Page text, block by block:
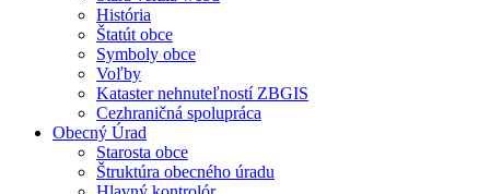
História
Štatút obce
Symboly obce
Voľby
Kataster nehnuteľností ZBGIS
Cezhraničná spolupráca
Obecný Úrad
Starosta obce
Štruktúra obecného úradu